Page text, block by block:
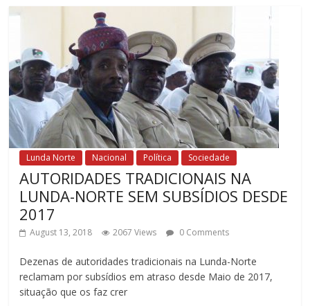
Lunda Norte Nacional Política Sociedade
AUTORIDADES TRADICIONAIS NA
LUNDA-NORTE SEM SUBSÍDIOS DESDE
2017
August 13, 2018 2067 Views 0 Comments
Dezenas de autoridades tradicionais na Lunda-Norte
reclamam por subsídios em atraso desde Maio de 2017,
situação que os faz crer